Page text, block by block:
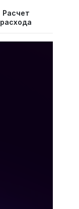
Расчет
расхода